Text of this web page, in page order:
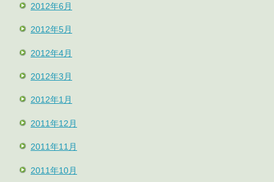
2012年6月
2012年5月
2012年4月
2012年3月
2012年1月
2011年12月
2011年11月
2011年10月